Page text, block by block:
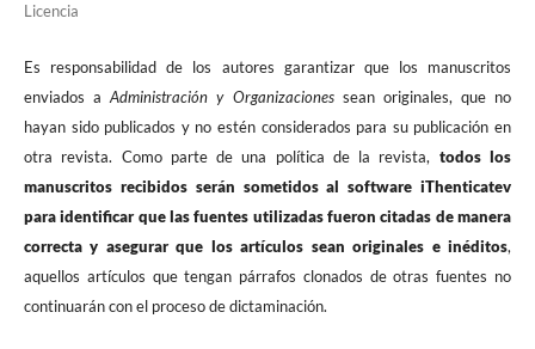
Licencia
Es responsabilidad de los autores garantizar que los manuscritos
enviados aAdministración y Organizaciones sean originales, que no
hayan sido publicados y no estén considerados para su publicación en
otra revista. Como parte de una política de la revista, todos los
manuscritos recibidos serán sometidos al software iThenticatev
para identificar que las fuentes utilizadas fueron citadas de manera
correcta y asegurar que los artículos sean originales e inéditos,
aquellos artículos que tengan párrafos clonados de otras fuentes no
continuarán con el proceso de dictaminación.